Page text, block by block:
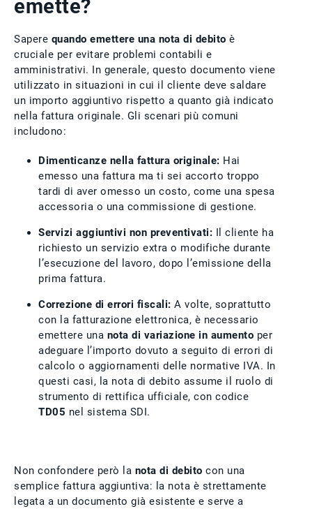
emette?
Sapere quando emettere una nota di debito è
cruciale per evitare problemi contabili e
amministrativi. In generale, questo documento viene
utilizzato in situazioni in cui il cliente deve saldare
un importo aggiuntivo rispetto a quanto già indicato
nella fattura originale. Gli scenari più comuni
includono:
Dimenticanze nella fattura originale: Hai
emesso una fattura ma ti sei accorto troppo
tardi di aver omesso un costo, come una spesa
accessoria o una commissione di gestione.
Servizi aggiuntivi non preventivati: Il cliente ha
richiesto un servizio extra o modifiche durante
l’esecuzione del lavoro, dopo l’emissione della
prima fattura.
Correzione di errori fiscali: A volte, soprattutto
con la fatturazione elettronica, è necessario
emettere una nota di variazione in aumento per
adeguare l’importo dovuto a seguito di errori di
calcolo o aggiornamenti delle normative IVA. In
questi casi, la nota di debito assume il ruolo di
strumento di rettifica ufficiale, con codice
TD05 nel sistema SDI.
Non confondere però la nota di debito con una
semplice fattura aggiuntiva: la nota è strettamente
legata a un documento già esistente e serve a